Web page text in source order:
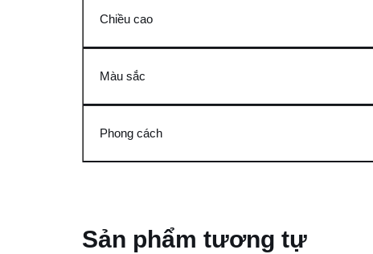
Chiều cao
Màu sắc
Phong cách
Sản phẩm tương tự